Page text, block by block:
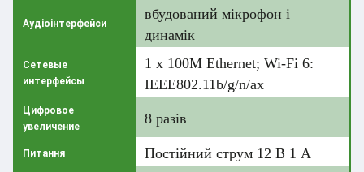
Аудіоінтерфейси
вбудований мікрофон і
динамік
Сетевые
интерфейсы
1 х 100М Ethernet; Wi-Fi 6:
IEEE802.11b/g/n/ax
Цифровое
увеличение
8 разів
Питання Постійний струм 12 В 1 А